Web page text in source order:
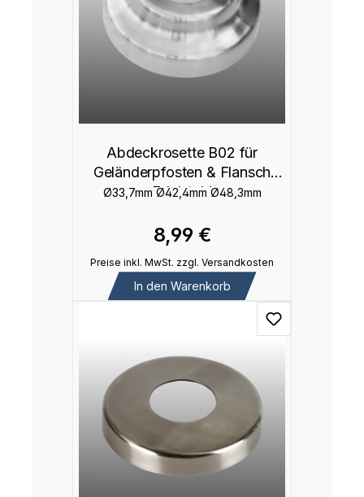
Abdeckrosette B02 für
Geländerpfosten & Flansch
Edelstahl
Ø33,7mm Ø42,4mm Ø48,3mm
8,99 €
Preise inkl. MwSt. zzgl. Versandkosten
In den Warenkorb